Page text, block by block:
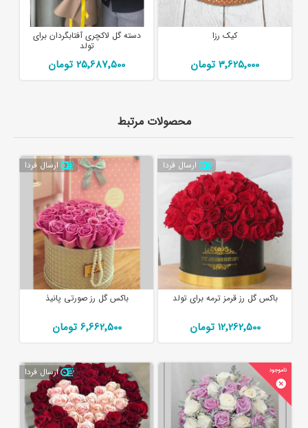
کیک رزا
3٬625٬000 تومان
دسته گل لاکچری آفتابگردان برای
تولد
25٬687٬500 تومان
محصولات مرتبط
ارسال فردا
باکس گل رز قرمز ترمه برای تولد
12٬262٬500 تومان
ارسال فردا
باکس گل رز صورتی پانیذ
6٬662٬500 تومان
ارسال فردا